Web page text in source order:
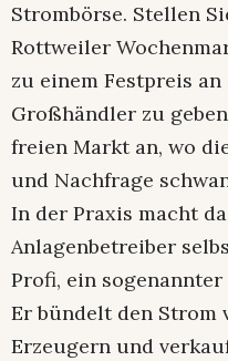
Strombörse. Stellen
Rottweiler
zu einem Festpreis
Großhändler zu
freien Markt an, wo
und Nachfrage
In der Praxis macht
Anlagenbetreiber
Profi, ein
Er bündelt den Strom
Erzeugern und